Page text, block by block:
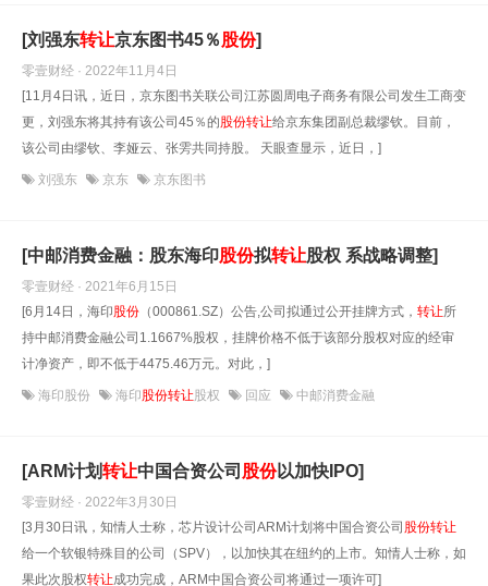
[刘强东转让京东图书45％股份]
零壹财经 · 2022年11月4日
[11月4日讯，近日，京东图书关联公司江苏圆周电子商务有限公司发生工商变
更，刘强东将其持有该公司45％的股份转让给京东集团副总裁缪钦。目前，
该公司由缪钦、李娅云、张雱共同持股。 天眼查显示，近日，]
刘强东 京东 京东图书
[中邮消费金融：股东海印股份拟转让股权 系战略调整]
零壹财经 · 2021年6月15日
[6月14日，海印股份 （000861.SZ）公告,公司拟通过公开挂牌方式， 转让所
持中邮消费金融公司1.1667%股权，挂牌价格不低于该部分股权对应的经审
计净资产，即不低于4475.46万元。对此，]
海印股份 海印股份转让股权 回应 中邮消费金融
[ARM计划转让中国合资公司 股份以加快IPO]
零壹财经 · 2022年3月30日
[3月30日讯，知情人士称，芯片设计公司ARM计划将中国合资公司 股份转让
给一个软银特殊目的公司（SPV），以加快其在纽约的上市。知情人士称，如
果此次股权转让成功完成，ARM中国合资公司将通过一项许可]